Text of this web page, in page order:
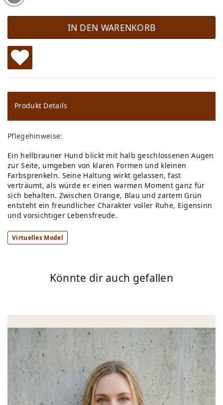
IN DEN WARENKORB
W
u
ns
ch
lis
te
Produkt Details
Pflegehinweise:
Ein hellbrauner Hund blickt mit halb geschlossenen Augen
zur Seite, umgeben von klaren Formen und kleinen
Farbsprenkeln. Seine Haltung wirkt gelassen, fast
verträumt, als würde er einen warmen Moment ganz für
sich behalten. Zwischen Orange, Blau und zartem Grün
entsteht ein freundlicher Charakter voller Ruhe, Eigensinn
und vorsichtiger Lebensfreude.
Virtuelles Model
Könnte dir auch gefallen